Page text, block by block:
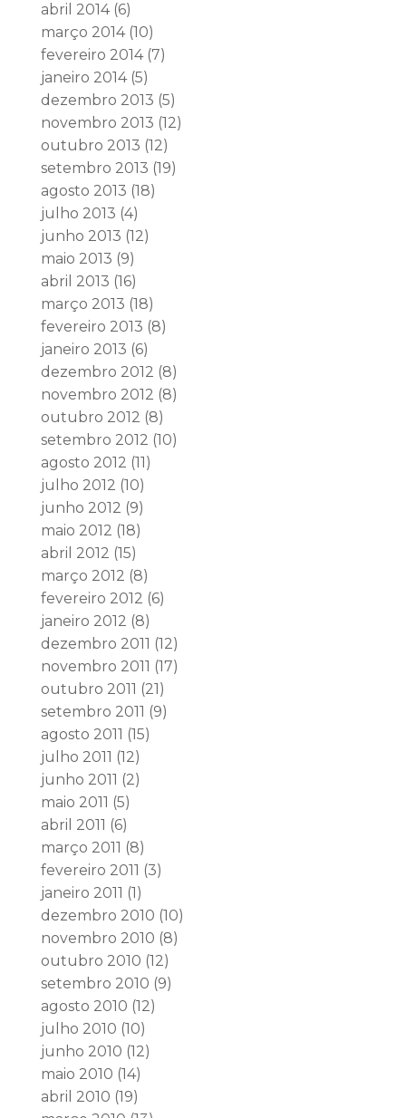
abril 2014(6)
março 2014(10)
fevereiro 2014(7)
janeiro 2014(5)
dezembro 2013 (5)
novembro 2013 (12)
outubro 2013 (12)
setembro 2013 (19)
agosto 2013 (18)
julho 2013 (4)
junho 2013 (12)
maio 2013 (9)
abril 2013 (16)
março 2013 (18)
fevereiro 2013 (8)
janeiro 2013 (6)
dezembro 2012 (8)
novembro 2012 (8)
outubro 2012 (8)
setembro 2012 (10)
agosto 2012 (11)
julho 2012 (10)
junho 2012 (9)
maio 2012 (18)
abril 2012 (15)
março 2012 (8)
fevereiro 2012 (6)
janeiro 2012 (8)
dezembro 2011 (12)
novembro 2011 (17)
outubro 2011 (21)
setembro 2011 (9)
agosto 2011 (15)
julho 2011 (12)
junho 2011 (2)
maio 2011 (5)
abril 2011 (6)
março 2011 (8)
fevereiro 2011 (3)
janeiro 2011 (1)
dezembro 2010 (10)
novembro 2010 (8)
outubro 2010 (12)
setembro 2010 (9)
agosto 2010 (12)
julho 2010 (10)
junho 2010 (12)
maio 2010 (14)
abril 2010 (19)